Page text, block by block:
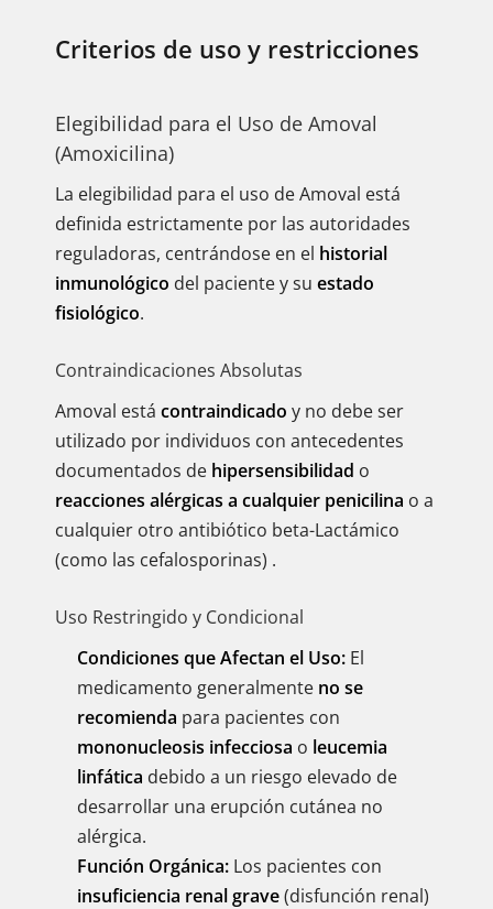
Criterios de uso y restricciones
Elegibilidad para el Uso de Amoval
(Amoxicilina)
La elegibilidad para el uso de Amoval está
definida estrictamente por las autoridades
reguladoras, centrándose en el historial
inmunológico del paciente y su estado
fisiológico.
Contraindicaciones Absolutas
Amoval está contraindicado y no debe ser
utilizado por individuos con antecedentes
documentados de hipersensibilidad o
reacciones alérgicas a cualquier penicilina o a
cualquier otro antibiótico beta-Lactámico
(como las cefalosporinas) .
Uso Restringido y Condicional
Condiciones que Afectan el Uso: El
medicamento generalmente no se
recomienda para pacientes con
mononucleosis infecciosa o leucemia
linfática debido a un riesgo elevado de
desarrollar una erupción cutánea no
alérgica.
Función Orgánica: Los pacientes con
insuficiencia renal grave(disfunción renal)